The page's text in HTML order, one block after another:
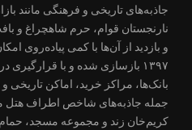
جاذبه‌های تاریخی و فرهنگی مانند
نارنجستان قوام، حرم شاهچراغ و
و بازدید از آن‌ها با کمی پیاده‌روی
۱۳۹۷ بازسازی شده و با
بانک‌ها، مراکز خرید، اماکن تاریخی
جمله جاذبه‌های شاخص اطراف هتل
کریم‌خان زند و مجموعه مسجد، حمام